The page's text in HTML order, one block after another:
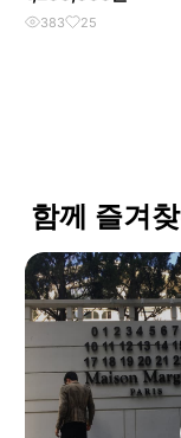
383 25
함께 즐겨